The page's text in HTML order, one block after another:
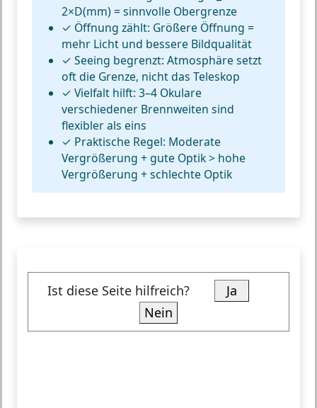
2×D(mm) = sinnvolle Obergrenze
✓ Öffnung zählt: Größere Öffnung =
mehr Licht und bessere Bildqualität
✓ Seeing begrenzt: Atmosphäre setzt
oft die Grenze, nicht das Teleskop
✓ Vielfalt hilft: 3–4 Okulare
verschiedener Brennweiten sind
flexibler als eins
✓ Praktische Regel: Moderate
Vergrößerung + gute Optik > hohe
Vergrößerung + schlechte Optik
Ist diese Seite hilfreich?
Ja
Nein